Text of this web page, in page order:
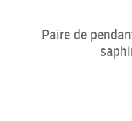
Paire de